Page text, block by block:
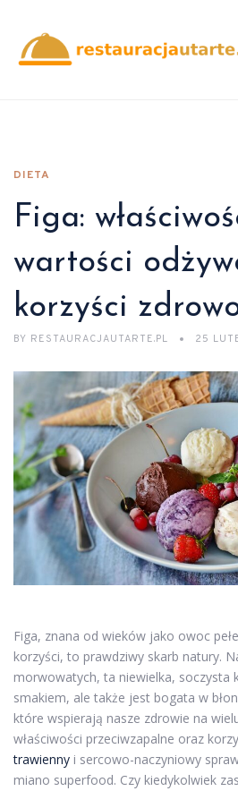
DIETA
Figa:
wartości
korzyści
BY RESTAURACJAUTARTE.PL 25
Figa, znana od wieków jako owoc
korzyści, to prawdziwy skarb natury.
morwowatych, ta niewielka, soczysta
smakiem, ale także jest bogata w
które wspierają nasze zdrowie na
właściwości przeciwzapalne oraz
trawienny i sercowo-naczyniowy
miano superfood. Czy kiedykolwiek